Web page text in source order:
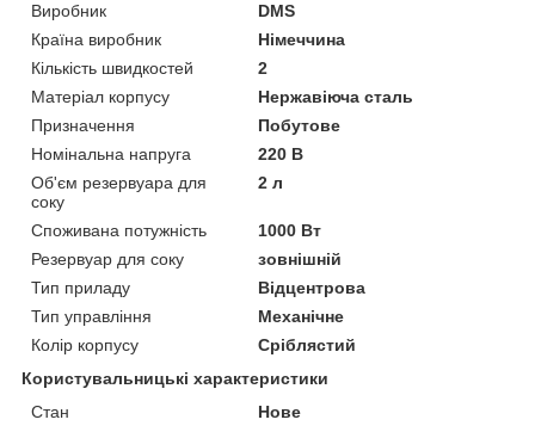
Виробник
DMS
Країна виробник
Німеччина
Кількість швидкостей
2
Матеріал корпусу
Нержавіюча сталь
Призначення
Побутове
Номінальна напруга
220 В
Об'єм резервуара для
соку
2 л
Споживана потужність
1000 Вт
Резервуар для соку
зовнішній
Тип приладу
Відцентрова
Тип управління
Механічне
Колір корпусу
Сріблястий
Користувальницькі характеристики
Стан
Нове